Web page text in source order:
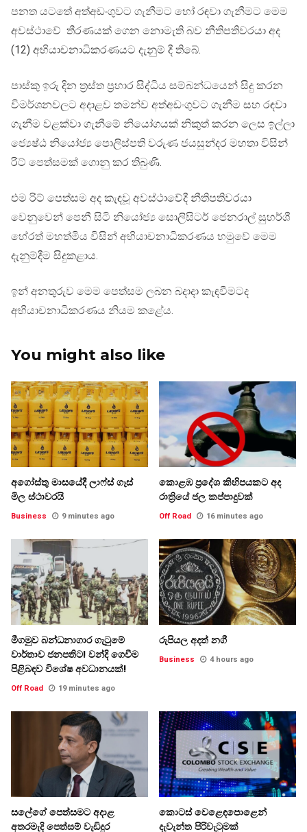
පනත යටතේ අත්අඩංගුවට ගැනීමට හෝ රඳවා ගැනීමට මෙම
අවස්ථාවේ තීරණයක් ගෙන නොමැති බව නීතිපතිවරයා අද
(12) අභියාචනාධිකරණයට දැනුම් දී තිබේ.
පාස්කු ඉරු දින ත්‍රස්ත ප්‍රහාර සිද්ධිය සම්බන්ධයෙන් සිදු කරන
විමර්ශනවලට අදාළව තමන්ව අත්අඩංගුවට ගැනීම සහ රඳවා
ගැනීම වළක්වා ගැනීමේ නියෝගයක් නිකුත් කරන ලෙස ඉල්ලා
ජ්‍යෙෂ්ඨ නියෝජ්‍ය පොලිස්පති වරුණ ජයසුන්දර මහතා විසින්
රිට් පෙත්සමක් ගොනු කර තිබුණි.
එම රිට් පෙත්සම අද කැඳවූ අවස්ථාවේදී නීතිපතිවරයා
වෙනුවෙන් පෙනී සිටි නියෝජ්‍ය සොලිසිටර් ජෙනරාල් සුහර්ශී
හේරත් මහත්මිය විසින් අභියාචනාධිකරණය හමුවේ මෙම
දැනුම්දීම සිදුකළාය.
ඉන් අනතුරුව මෙම පෙත්සම ලබන බදාදා කැඳවීමටද
අභියාචනාධිකරණය නියම කළේය.
You might also like
අගෝස්තු මාසයේදී ලාෆ්ස් ගෑස්
මිල ස්ථාවරයි
Business 9 minutes ago
කොළඹ ප්‍රදේශ කිහිපයකට අද
රාත්‍රියේ ජල කප්පාදුවක්
Off Road 16 minutes ago
මීගමුව බන්ධනාගාර ගැටුමේ
වාර්තාව ජනපතිට! වන්දි ගෙවීම
පිළිබඳව විශේෂ අවධානයක්!
Off Road 19 minutes ago
රුපියල අදත් නගී
Business 4 hours ago
සලේගේ පෙත්සමට අදාළ
අතරමැදි පෙත්සම් වැඩිදුර
කොටස් වෙළෙඳපොළෙන්
දැවැන්ත පිරිවැටුමක්